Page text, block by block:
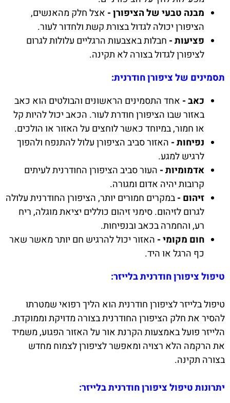
מבנה טבעי של הציפורן - אצל חלק מהאנשים,
הציפורן יכולה לגדול בצורת קשת ולחדור לעור.
פציעות - חבלות באצבעות הרגליים עלולות לגרום
לציפורן לגדול בצורה לא תקינה.
תסמינים של ציפורן חודרנית:
כאב - אחד התסמינים הראשונים והבולטים הוא כאב
באזור שבו הציפורן חודרת לעור. הכאב יכול להיות קל
או חמור, במיוחד כאשר לוחצים על האזור או הולכים.
נפיחות - האזור סביב הציפורן עלול להתנפח ולהפוך
לרגיש למגע.
אדמומיות - העור סביב הציפורן החודרנית לעיתים
קרובות יהיה אדום ומגורה.
זיהום -במקרים חמורים יותר, הציפורן החודרנית עלולה
לגרום לזיהום. סימני זיהום כוללים יציאת מוגלה, ריח
רע, והחמרה בכאב ובנפיחות.
חום מקומי - האזור יכול להרגיש חם יותר מאשר שאר
כף הרגל או היד.
טיפול ציפורן חודרנית בלייזר:
טיפול בלייזר לציפורן חודרנית הוא הליך רפואי שמטרתו
להסיר את חלק הציפורן החודרנית בצורה מדויקת וממוקדת.
הלייזר פועל באמצעות הקרנת אור על האזור הפגוע, משמיד
את הרקמה הלא רצויה ומאפשר לציפורן לצמוח מחדש
בצורה תקינה.
יתרונות טיפול ציפורן חודרנית בלייזר: